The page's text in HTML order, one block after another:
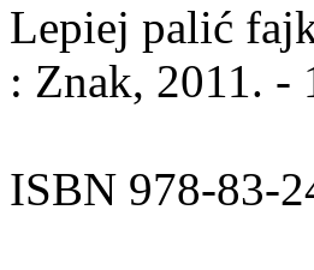
Lepiej palić
: Znak, 2011. -
ISBN 978-83-